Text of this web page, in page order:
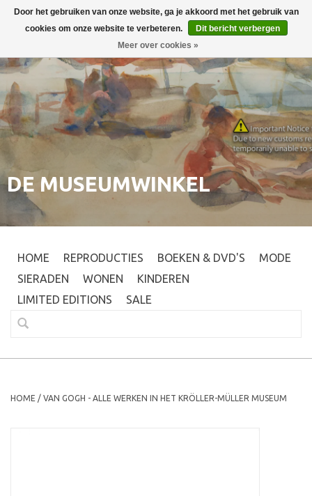
Inloggen 0
DE MUSEUMWINKEL
HOME REPRODUCTIES BOEKEN & DVD'S
MODE
SIERADEN
WONEN
KINDEREN
LIMITED EDITIONS
SALE
HOME / VAN GOGH - ALLE WERKEN IN HET KRÖLLER-MÜLLER MUSEUM
Door het gebruiken van onze website, ga je akkoord met het gebruik van
cookies om onze website te verbeteren.
Dit bericht verbergen
Meer over cookies »